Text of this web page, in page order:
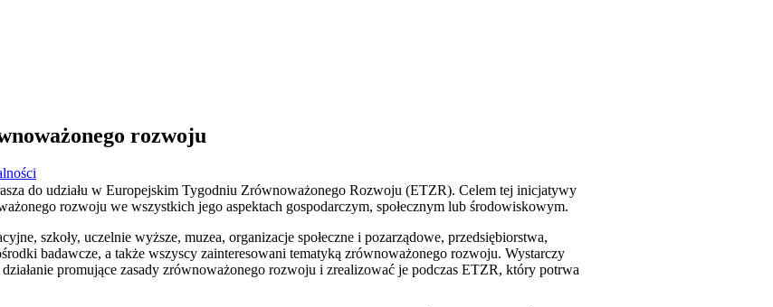
rozwoju
do udziału w Europejskim Tygodniu Zrównoważonego Rozwoju (ETZR). Celem tej inicjatywy
rozwoju we wszystkich jego aspektach gospodarczym, społecznym lub środowiskowym.
szkoły, uczelnie wyższe, muzea, organizacje społeczne i pozarządowe, przedsiębiorstwa,
badawcze, a także wszyscy zainteresowani tematyką zrównoważonego rozwoju. Wystarczy
promujące zasady zrównoważonego rozwoju i zrealizować je podczas ETZR, który potrwa